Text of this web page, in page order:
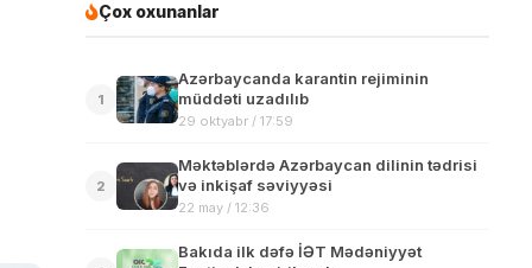
Çox oxunanlar
1
Azərbaycanda karantin rejiminin
müddəti uzadılıb
29 oktyabr / 17:59
2
Məktəblərdə Azərbaycan dilinin tədrisi
və inkişaf səviyyəsi
22 may / 12:36
Bakıda ilk dəfə İƏT Mədəniyyət